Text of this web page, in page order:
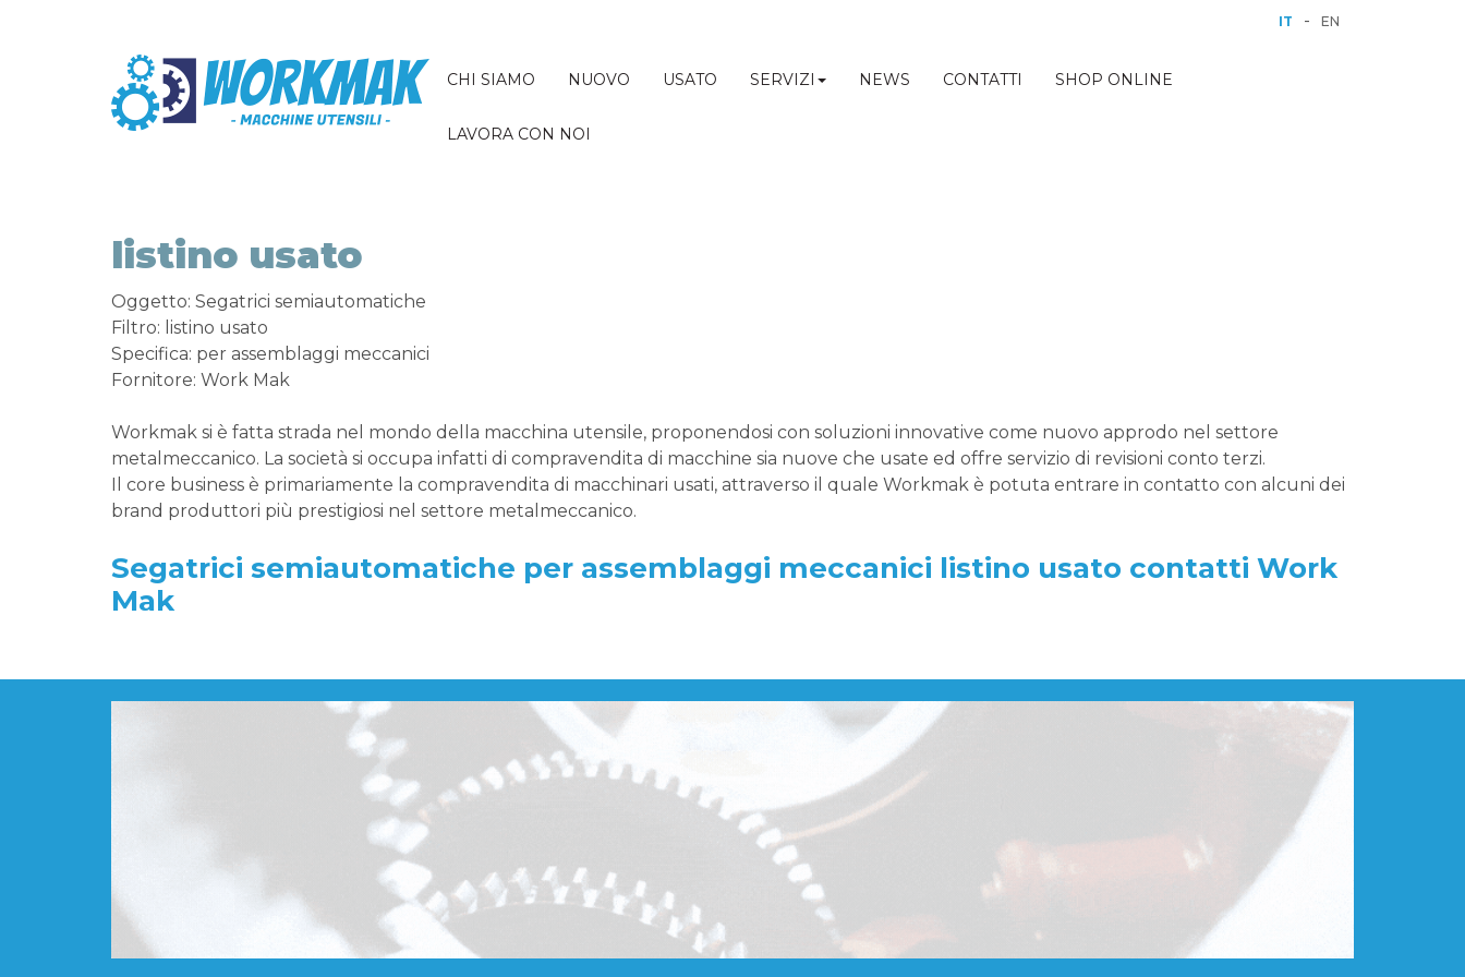
IT - EN
CHI SIAMO NUOVO USATO SERVIZI NEWS CONTATTI SHOP ONLINE
LAVORA CON NOI
listino usato
Oggetto: Segatrici semiautomatiche
Filtro: listino usato
Specifica: per assemblaggi meccanici
Fornitore: Work Mak
Workmak si è fatta strada nel mondo della macchina utensile, proponendosi con soluzioni innovative come nuovo approdo nel settore
metalmeccanico. La società si occupa infatti di compravendita di macchine sia nuove che usate ed offre servizio di revisioni conto terzi.
Il core business è primariamente la compravendita di macchinari usati, attraverso il quale Workmak è potuta entrare in contatto con alcuni dei
brand produttori più prestigiosi nel settore metalmeccanico.
Segatrici semiautomatiche per assemblaggi meccanici listino usato contatti Work
Mak